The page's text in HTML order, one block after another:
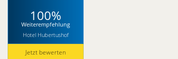
100%
Weiterempfehlung
Hotel Hubertushof
Jetzt bewerten